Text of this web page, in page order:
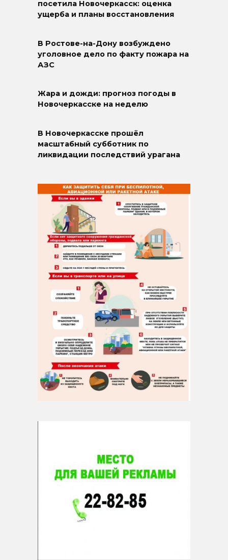
посетила Новочеркасск: оценка
ущерба и планы восстановления
В Ростове-на-Дону возбуждено
уголовное дело по факту пожара на
АЗС
Жара и дожди: прогноз погоды в
Новочеркасске на неделю
В Новочеркасске прошёл
масштабный субботник по
ликвидации последствий урагана